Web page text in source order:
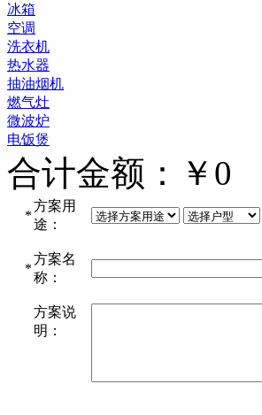
冰箱
空调
洗衣机
热水器
抽油烟机
燃气灶
微波炉
电饭煲
合计金额：￥ 0
*
方案用
途：
*
方案名
称：
方案说
明：